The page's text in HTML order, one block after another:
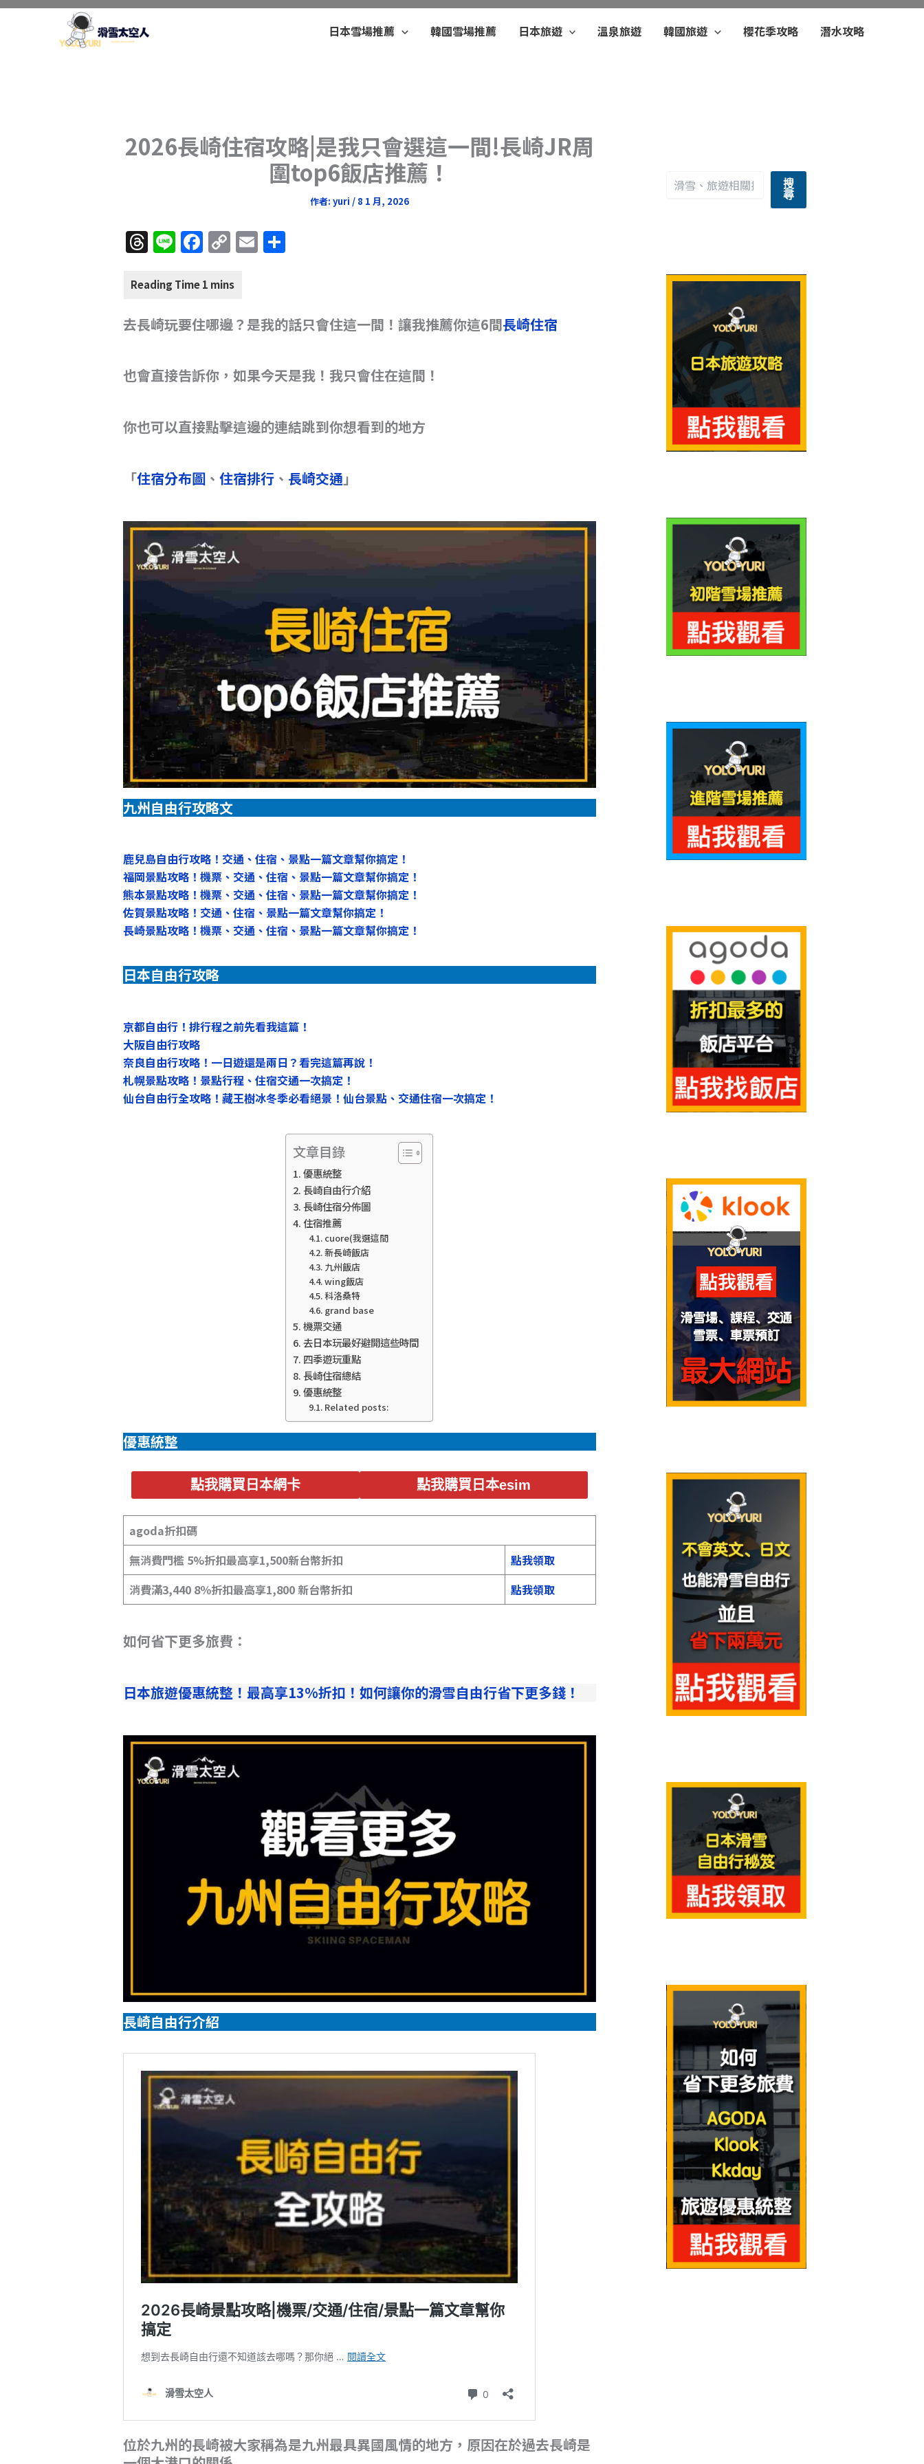
跳
日本雪場推薦 韓國雪場推薦 日本旅遊 溫泉旅遊 韓國旅遊 櫻花季攻略 潛水攻略
2026長崎住宿攻略|是我只會選這一間!長崎JR周
圍top6飯店推薦！
作者: yuri / 8 1 月, 2026
T
h
re
d
Li
n
e
F
a
c
b
o
C
o
p
Li
k
E
m
分
去長崎玩要住哪邊？是我的話只會住這一間！讓我推薦你這6間長崎住宿
也會直接告訴你，如果今天是我！我只會住在這間！
你也可以直接點擊這邊的連結跳到你想看到的地方
「住宿分布圖、 住宿排行、 長崎交通」
九州自由行攻略文
鹿兒島自由行攻略！交通、住宿、景點一篇文章幫你搞定！
福岡景點攻略！機票、交通、住宿、景點一篇文章幫你搞定！
熊本景點攻略！機票、交通、住宿、景點一篇文章幫你搞定！
佐賀景點攻略！交通、住宿、景點一篇文章幫你搞定！
長崎景點攻略！機票、交通、住宿、景點一篇文章幫你搞定！
日本自由行攻略
京都自由行！排行程之前先看我這篇！
大阪自由行攻略
奈良自由行攻略！一日遊還是兩日？看完這篇再說！
札幌景點攻略！景點行程、住宿交通一次搞定！
仙台自由行全攻略！藏王樹冰冬季必看絕景！仙台景點、交通住宿一次搞定！
文章目錄
優惠統整
長崎自由行介紹
長崎住宿分佈圖
住宿推薦
cuore(我選這間
新長崎飯店
九州飯店
wing飯店
科洛桑特
grand base
機票交通
去日本玩最好避開這些時間
四季遊玩重點
長崎住宿總結
優惠統整
Related posts:
優惠統整
點我購買日本網卡 點我購買日本esim
agoda折扣碼
無消費門檻 5%折扣最高享1,500新台幣折扣
點我領取
消費滿3,440 8％折扣最高享1,800 新台幣折扣
點我領取
如何省下更多旅費：
日本旅遊優惠統整！最高享13%折扣！如何讓你的滑雪自由行省下更多錢！
長崎自由行介紹
位於九州的長崎被大家稱為是九州最具異國風情的地方，原因在於過去長崎是
搜
尋